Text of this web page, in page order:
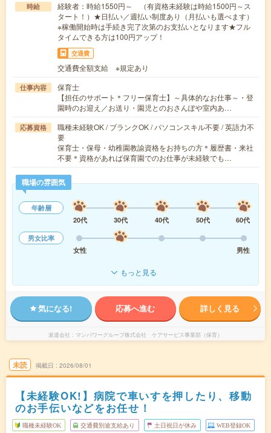
時給
経験者：時給1550円～ （有資格未経験は時給1500円～ス
タート！）★日払い／週払い制度あり（月払いも選べます）
※稼働開始時は手続き完了次第のお支払いとなります★フル
タイムできる方は100円アップ！
交通費
交通費全額支給 ※規定あり
仕事内容
保育士
【担任のサポート＊フリー保育士】～具体的なお仕事～・登
園時のお迎え／お送り・園児とのおさんぽや室内あ…
応募資格
職種未経験OK / ブランクOK / パソコンスキル不要 / 英語力不
要
保育士・保母・幼稚園教諭資格をお持ちの方＊履歴書・来社
不要＊資格があれば保育園でのお仕事が未経験でも…
職場の雰囲気
年齢層
20代
30代 40代 50代
60代
男女比率
女性
男性
もっと見る
気になる! 応募へ進む 詳しく見る
派遣会社 マンパワーグループ株式会社 ケアサービス事業部（保育）
未読 掲載日 2026/08/01
【未経験OK!】病院で車いすを押したり、移動
のお手伝いなどをお任せ！
職種未経験OK 交通費別途支給あり 土日祝日が休み WEB登録OK